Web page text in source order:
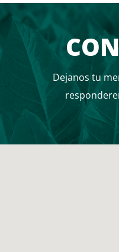
Dejanos tu